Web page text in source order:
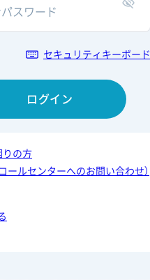
スワード
セキュリティキーボード
ログイン
りの方
ールセンターへのお問い合わせ）